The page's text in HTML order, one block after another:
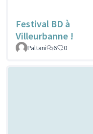
Festival BD à
Villeurbanne !
Paltani
6 0